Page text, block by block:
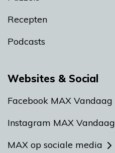
Recepten
Podcasts
Websites & Social
Facebook MAX Vandaag
Instagram MAX Vandaag
MAX op sociale media